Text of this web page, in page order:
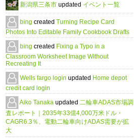
新潟県三条市 updated イベント一覧
bing created Turning Recipe Card
Photos Into Editable Family Cookbook Drafts
bing created Fixing a Typo in a
Classroom Worksheet Image Without
Recreating It
Wells fargo login updated Home depot
credit card login
Aiko Tanaka updated 二輪車ADAS市場調
査レポート｜2035年33億4,000万米ドル・
CAGR6.3％、電動二輪車向けADAS需要が拡
大